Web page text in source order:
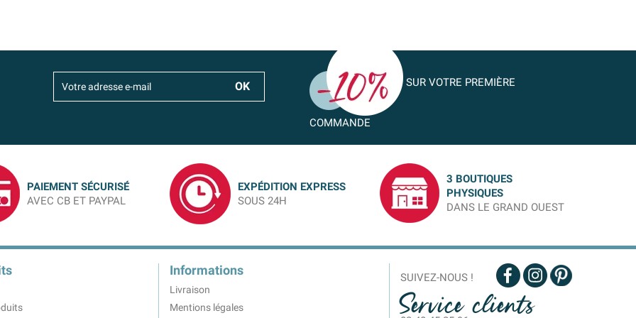
SUR VOTRE PREMIÈRE
COMMANDE
PAIEMENT SÉCURISÉ
AVEC CB ET PAYPAL
EXPÉDITION EXPRESS
SOUS 24H
3 BOUTIQUES
PHYSIQUES
DANS LE GRAND OUEST
Informations
Livraison
Mentions légales
SUIVEZ-NOUS !
Service clients